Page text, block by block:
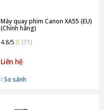
Máy quay phim Canon XA55 (EU)
(Chính hãng)
4.8/5
(71)
Liên hệ
So sánh